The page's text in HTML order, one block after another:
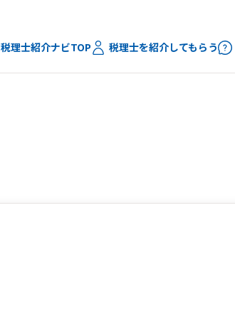
税理士紹介ナビTOP 税理士を紹介してもらう